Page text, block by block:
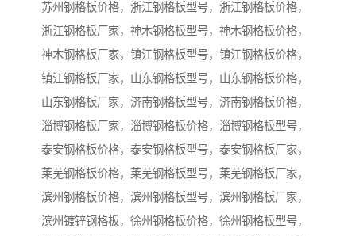
苏州钢格板价格，浙江钢格板型号，浙江钢格板价格，
浙江钢格板厂家，神木钢格板型号，神木钢格板价格，
神木钢格板厂家，镇江钢格板型号，镇江钢格板价格，
镇江钢格板厂家，山东钢格板型号，山东钢格板价格，
山东钢格板厂家，济南钢格板型号，济南钢格板价格，
淄博钢格板厂家，淄博钢格板价格，淄博钢格板型号，
泰安钢格板价格，泰安钢格板型号，泰安钢格板厂家，
莱芜钢格板价格，莱芜钢格板型号，莱芜钢格板厂家，
滨州钢格板价格，滨州钢格板型号，滨州钢格板厂家，
滨州镀锌钢格板，徐州钢格板价格，徐州钢格板型号，